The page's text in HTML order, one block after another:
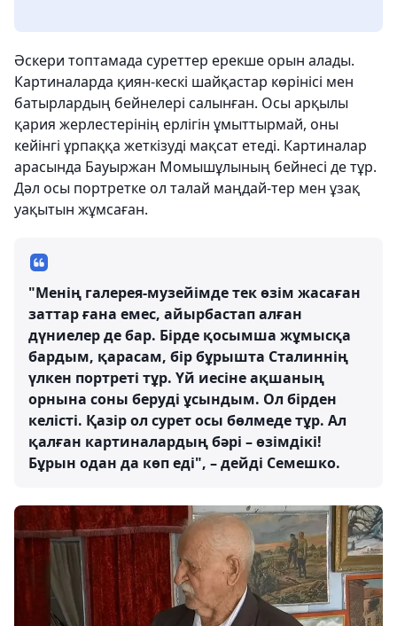
Әскери топтамада суреттер ерекше орын алады.
Картиналарда қиян-кескі шайқастар көрінісі мен
батырлардың бейнелері салынған. Осы арқылы
қария жерлестерінің ерлігін ұмыттырмай, оны
кейінгі ұрпаққа жеткізуді мақсат етеді. Картиналар
арасында Бауыржан Момышұлының бейнесі де тұр.
Дәл осы портретке ол талай маңдай-тер мен ұзақ
уақытын жұмсаған.
"Менің галерея-музейімде тек өзім жасаған
заттар ғана емес, айырбастап алған
дүниелер де бар. Бірде қосымша жұмысқа
бардым, қарасам, бір бұрышта Сталиннің
үлкен портреті тұр. Үй иесіне ақшаның
орнына соны беруді ұсындым. Ол бірден
келісті. Қазір ол сурет осы бөлмеде тұр. Ал
қалған картиналардың бәрі – өзімдікі!
Бұрын одан да көп еді", – дейді Семешко.